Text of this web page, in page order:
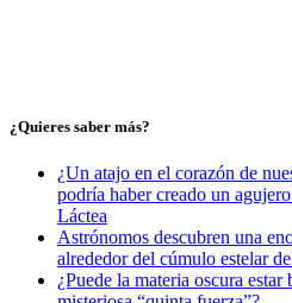
¿Quieres saber más?
¿Un atajo en el corazón de
podría haber creado un
Láctea
Astrónomos descubren una
alrededor del cúmulo estelar
¿Puede la materia oscura